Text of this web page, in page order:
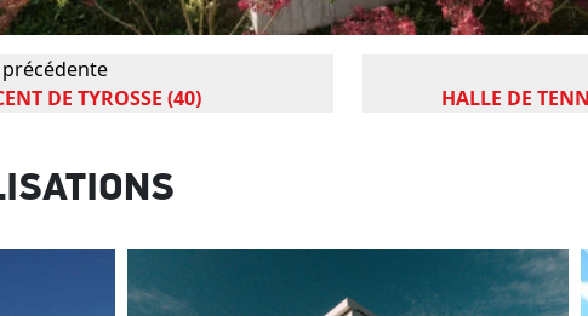
DE TYROSSE (40)
HALLE DE